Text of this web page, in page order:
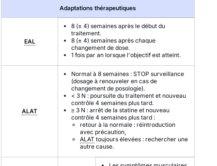
Adaptations thérapeutiques
EAL
8 (± 4) semaines après le début du
traitement.
8 (± 4) semaines après chaque
changement de dose.
1 fois par an lorsque l'objectif est atteint.
ALAT
Normal à 8 semaines : STOP surveillance
(dosage à renouveler en cas de
changement de posologie).
< 3 N : poursuite du traitement et nouveau
contrôle 4 semaines plus tard.
≥ 3 N : arrêt de la statine et nouveau
contrôle 4 semaines plus tard :
retour à la normale : réintroduction
avec précaution,
ALAT toujours élevées : rechercher une
autre cause.